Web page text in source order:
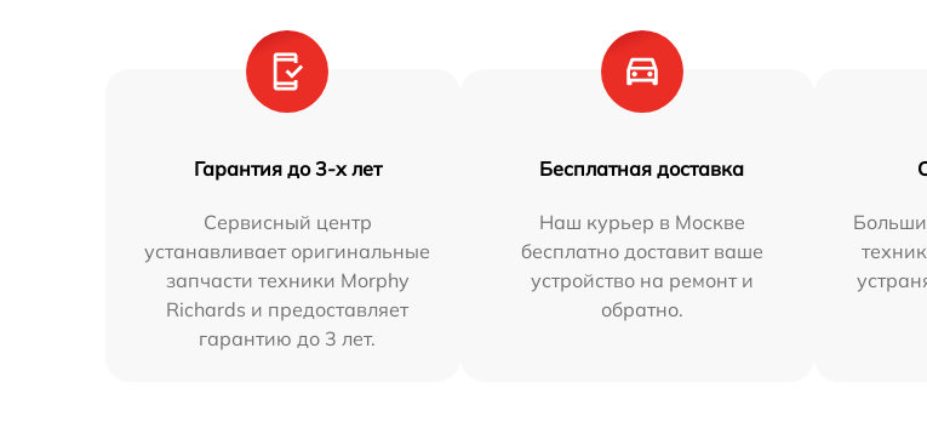
Гарантия до 3-х лет
Сервисный центр
устанавливает оригинальные
запчасти техники Morphy
Richards и предоставляет
гарантию до 3 лет.
Бесплатная доставка
Наш курьер в Москве
бесплатно доставит ваше
устройство на ремонт и
обратно.